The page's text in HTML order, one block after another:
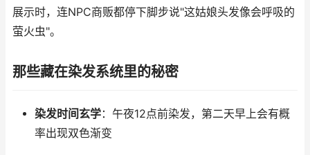
展示时，连NPC商贩都停下脚步说"这姑娘头发像会呼吸的
萤火虫"。
那些藏在染发系统里的秘密
染发时间玄学：午夜12点前染发，第二天早上会有概
率出现双色渐变